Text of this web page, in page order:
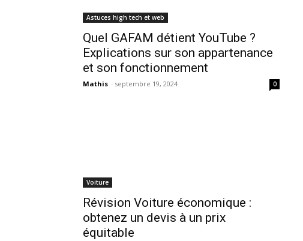
Astuces high tech et web
Quel GAFAM détient YouTube ?
Explications sur son appartenance
et son fonctionnement
Mathis - septembre 19, 2024 0
Voiture
Révision Voiture économique :
obtenez un devis à un prix
équitable